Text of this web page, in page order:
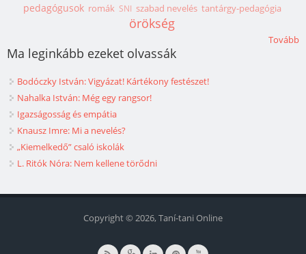
pedagógusok romák SNI szabad nevelés tantárgy-pedagógia
örökség
Tovább
Ma leginkább ezeket olvassák
Bodóczky István: Vigyázat! Kártékony festészet!
Nahalka István: Még egy rangsor!
Igazságosság és empátia
Knausz Imre: Mi a nevelés?
„Kiemelkedő” csaló iskolák
L. Ritók Nóra: Nem kellene törődni
Copyright © 2026, Taní-tani Online